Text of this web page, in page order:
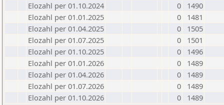
Elozahl per 01.10.2024
0
1490
Elozahl per 01.01.2025
0
1481
Elozahl per 01.04.2025
0
1505
Elozahl per 01.07.2025
0
1501
Elozahl per 01.10.2025
0
1496
Elozahl per 01.01.2026
0
1489
Elozahl per 01.04.2026
0
1489
Elozahl per 01.07.2026
0
1489
Elozahl per 01.10.2026
0 1489